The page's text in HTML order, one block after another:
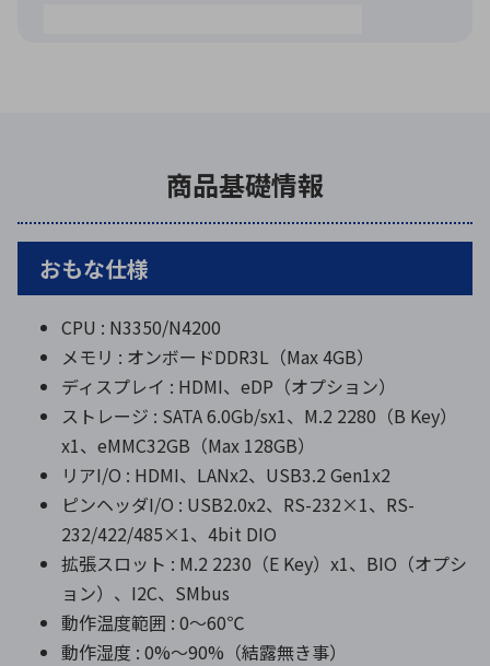
商品基礎情報
おもな仕様
CPU : N3350/N4200
メモリ : オンボードDDR3L（Max 4GB）
ディスプレイ : HDMI、eDP（オプション）
ストレージ : SATA 6.0Gb/sx1、M.2 2280（B Key）
x1、eMMC32GB（Max 128GB）
リアI/O : HDMI、LANx2、USB3.2 Gen1x2
ピンヘッダI/O : USB2.0x2、RS-232×1、RS-
232/422/485×1、4bit DIO
拡張スロット : M.2 2230（E Key）x1、BIO（オプシ
ョン）、I2C、SMbus
動作温度範囲 : 0～60℃
動作湿度 : 0%～90%（結露無き事）